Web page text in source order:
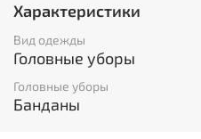
Описание ткани
НАИМЕНОВАНИЕ:
ПЛОТНОСТЬ:140 гр/м
СОСТАВ: 100% хл.
ОПИСАНИЕ:
Характеристики
Вид одежды
Головные уборы
Головные уборы
Банданы